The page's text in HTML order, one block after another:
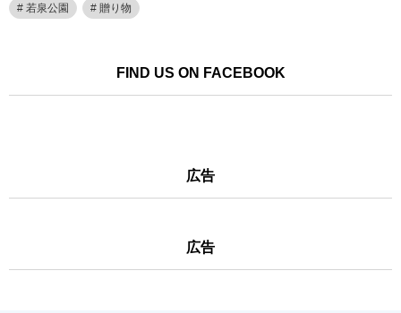
若泉公園 贈り物
FIND US ON FACEBOOK
広告
広告